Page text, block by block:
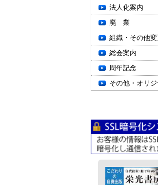
法人化案内
廃 業
組織・その他変
総会案内
周年記念
その他・オリ